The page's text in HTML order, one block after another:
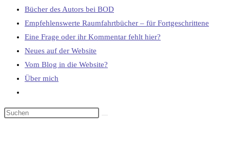
Bücher des Autors bei BOD
Empfehlenswerte Raumfahrtbücher – für Fortgeschrittene
Eine Frage oder ihr Kommentar fehlt hier?
Neues auf der Website
Vom Blog in die Website?
Über mich
umschalten